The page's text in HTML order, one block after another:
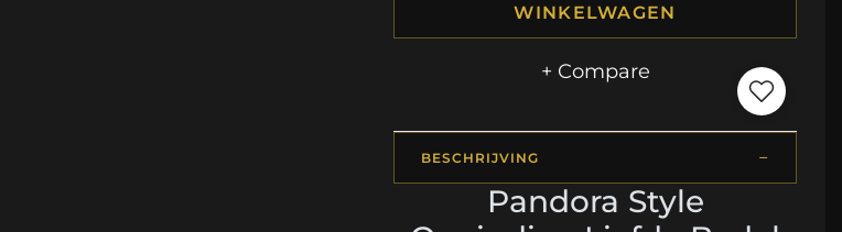
WINKELWAGEN
+ Compare
BESCHRIJVING
Pandora Style